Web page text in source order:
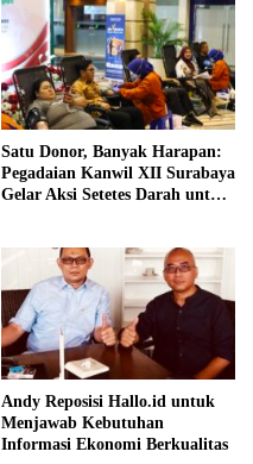
Satu Donor, Banyak Harapan:
Pegadaian Kanwil XII Surabaya
Gelar Aksi Setetes Darah untuk
Andy Reposisi Hallo.id untuk
Menjawab Kebutuhan
Informasi Ekonomi Berkualitas